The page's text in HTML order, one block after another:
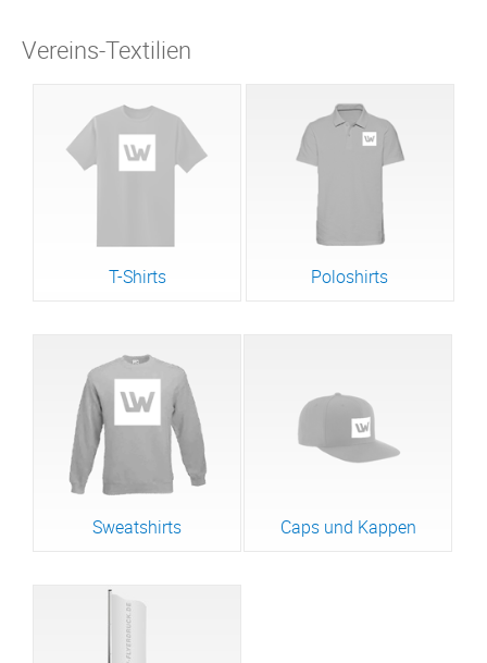
Vereins-Textilien
T-Shirts Poloshirts
Sweatshirts Caps und Kappen